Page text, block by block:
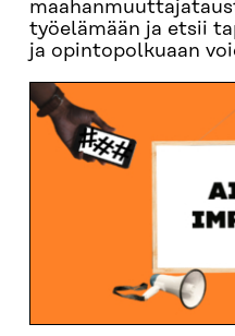
työelämään ja etsii
ja opintopolkuaan